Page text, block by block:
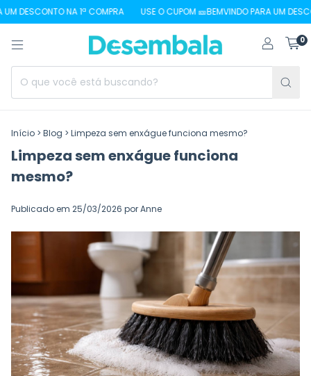
NA 1ª COMPRA USE O CUPOM 🎫BEMVINDO PARA UM DESCONTO
0
Início > Blog > Limpeza sem enxágue funciona mesmo?
Limpeza sem enxágue funciona
mesmo?
Publicado em 25/03/2026 por Anne